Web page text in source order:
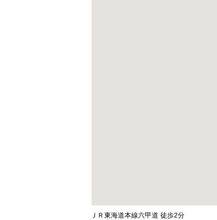
ＪＲ東海道本線六甲道 徒歩2分